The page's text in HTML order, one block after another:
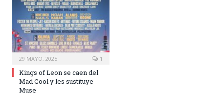
29 MAYO, 2025 1
Kings of Leon se caen del
Mad Cool y les sustituye
Muse